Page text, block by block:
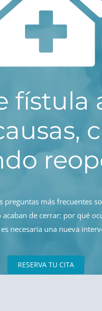
fístula
preguntas más frecuentes
de cerrar: por qué
necesaria una nueva
RESERVA TU CITA